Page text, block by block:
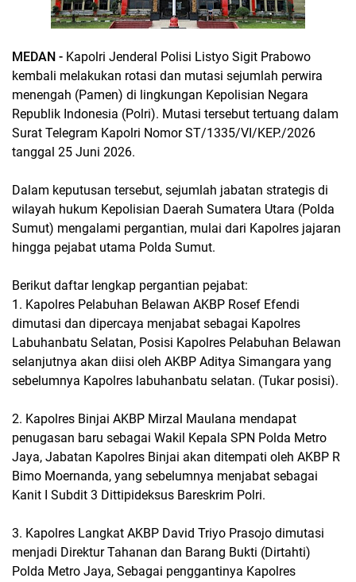
MEDAN - Kapolri Jenderal Polisi Listyo Sigit Prabowo
kembali melakukan rotasi dan mutasi sejumlah perwira
menengah (Pamen) di lingkungan Kepolisian Negara
Republik Indonesia (Polri). Mutasi tersebut tertuang dalam
Surat Telegram Kapolri Nomor ST/1335/VI/KEP./2026
tanggal 25 Juni 2026.
Dalam keputusan tersebut, sejumlah jabatan strategis di
wilayah hukum Kepolisian Daerah Sumatera Utara (Polda
Sumut) mengalami pergantian, mulai dari Kapolres jajaran
hingga pejabat utama Polda Sumut.
Berikut daftar lengkap pergantian pejabat:
1. Kapolres Pelabuhan Belawan AKBP Rosef Efendi
dimutasi dan dipercaya menjabat sebagai Kapolres
Labuhanbatu Selatan, Posisi Kapolres Pelabuhan Belawan
selanjutnya akan diisi oleh AKBP Aditya Simangara yang
sebelumnya Kapolres labuhanbatu selatan. (Tukar posisi).
2. Kapolres Binjai AKBP Mirzal Maulana mendapat
penugasan baru sebagai Wakil Kepala SPN Polda Metro
Jaya, Jabatan Kapolres Binjai akan ditempati oleh AKBP R
Bimo Moernanda, yang sebelumnya menjabat sebagai
Kanit I Subdit 3 Dittipideksus Bareskrim Polri.
3. Kapolres Langkat AKBP David Triyo Prasojo dimutasi
menjadi Direktur Tahanan dan Barang Bukti (Dirtahti)
Polda Metro Jaya, Sebagai penggantinya Kapolres